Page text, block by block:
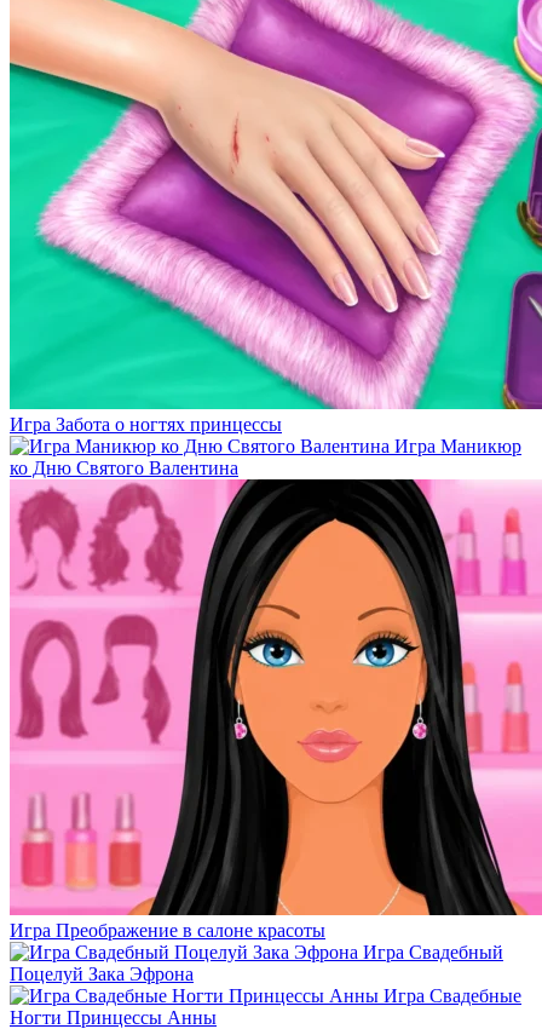
Игра Забота о ногтях принцессы
Игра Маникюр
ко Дню Святого Валентина
Игра Преображение в салоне красоты
Игра Свадебный
Поцелуй Зака Эфрона
Игра Свадебные
Ногти Принцессы Анны